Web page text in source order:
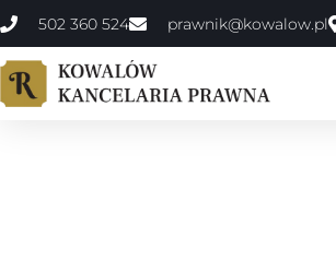
502 360 524 prawnik@kowalow.pl